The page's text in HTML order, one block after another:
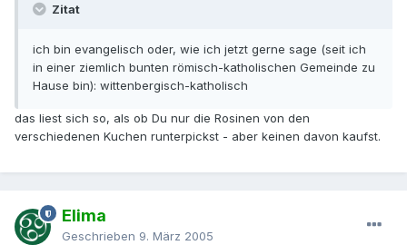
Zitat
ich bin evangelisch oder, wie ich jetzt gerne sage (seit ich
in einer ziemlich bunten römisch-katholischen Gemeinde zu
Hause bin): wittenbergisch-katholisch
das liest sich so, als ob Du nur die Rosinen von den
verschiedenen Kuchen runterpickst - aber keinen davon kaufst.
Elima
Geschrieben 9. März 2005